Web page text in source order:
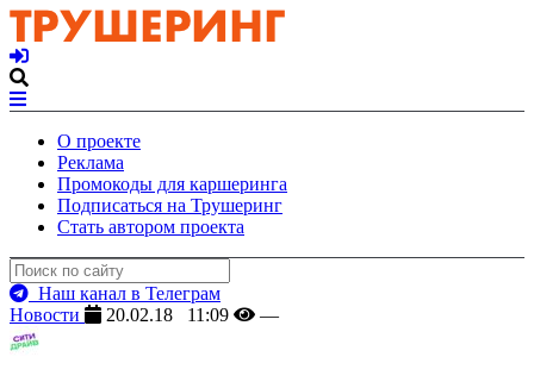
О проекте
Реклама
Промокоды для каршеринга
Подписаться на Трушеринг
Стать автором проекта
Наш канал в Телеграм
Новости
20.02.18 11:09 —